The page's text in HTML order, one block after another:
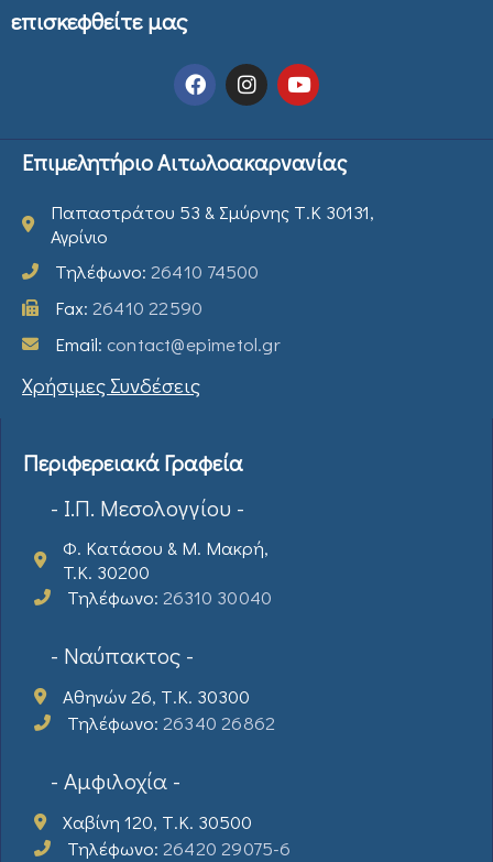
επισκεφθείτε μας
Επιμελητήριο Αιτωλοακαρνανίας
Παπαστράτου 53 & Σμύρνης Τ.Κ 30131,
Αγρίνιο
Τηλέφωνο: 26410 74500
Fax: 26410 22590
Email: contact@epimetol.gr
Χρήσιμες Συνδέσεις
Περιφερειακά Γραφεία
- Ι.Π. Μεσολογγίου -
Φ. Κατάσου & Μ. Μακρή,
T.K. 30200
Τηλέφωνο: 26310 30040
- Ναύπακτος -
Αθηνών 26, Τ.Κ. 30300
Τηλέφωνο: 26340 26862
- Αμφιλοχία -
Χαβίνη 120, Τ.Κ. 30500
Τηλέφωνο: 26420 29075-6